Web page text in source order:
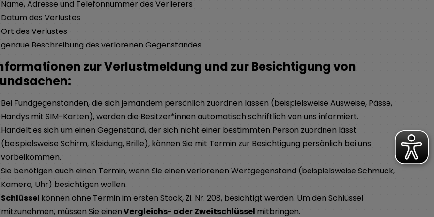
Name, Adresse und Telefonnummer des Verlierers
Datum des Verlustes
Ort des Verlustes
genaue Beschreibung des verlorenen Gegenstandes
zur Verlustmeldung und zur Besichtigung von
Bei Fundgegenständen, die sich jemandem persönlich zuordnen lassen (beispielsweise Ausweise, Pässe,
Handys mit SIM-Karten), werden die Besitzer*innen automatisch schriftlich von uns informiert.
Handelt es sich um einen Gegenstand, der sich nicht einer bestimmten Person zuordnen lässt
(beispielsweise Schirm, Kleidung, Brille), können Sie mit Termin zur Besichtigung persönlich bei uns
vorbeikommen.
Sie benötigen auch einen Termin, wenn Sie einen verlorenen Wertgegenstand (beispielsweise Schmuck,
Kamera, Uhr) besichtigen wollen.
Schlüssel können ohne Termin im ersten Stock, Zi. Nr. 208, besichtigt werden. Um den Schlüssel
mitzunehmen, müssen Sie einenVergleichs- oder Zweitschlüssel mitbringen.